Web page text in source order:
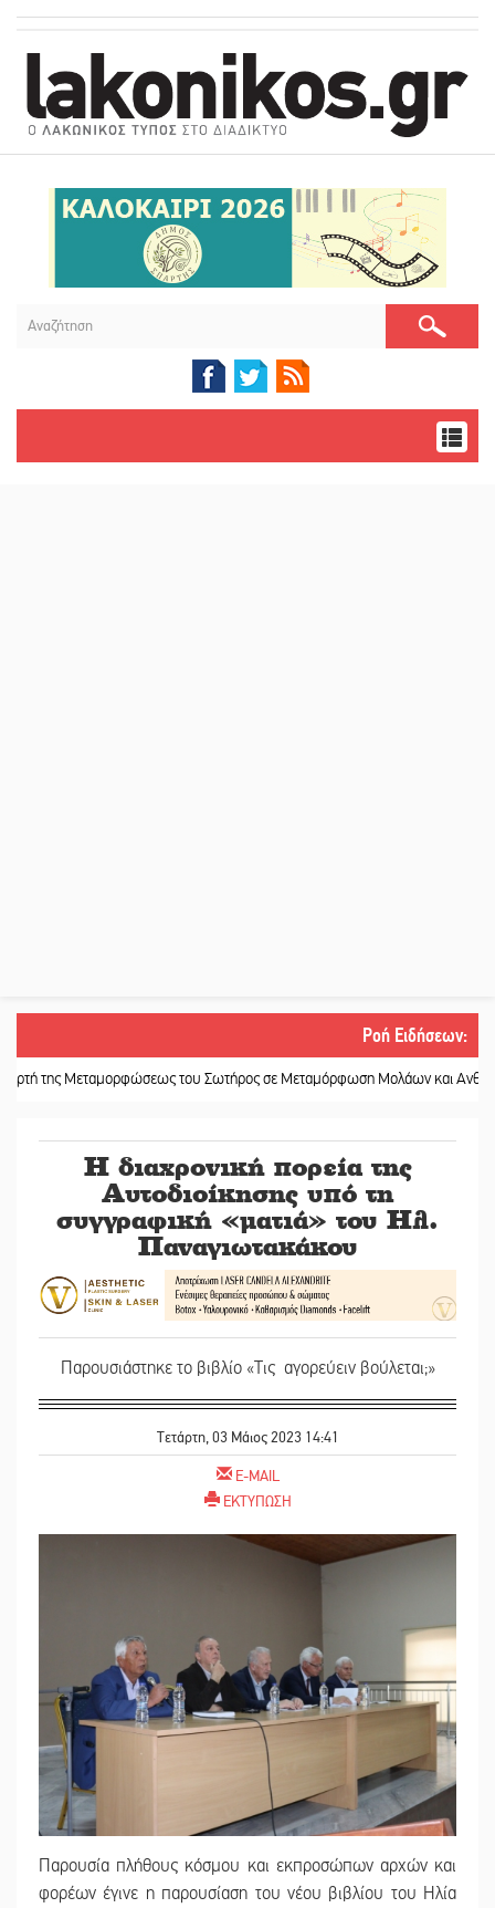
Ροή Ειδήσεων:
του Σωτήρος σε Μεταμόρφωση Μολάων και Ανθοχώρι ||
Η διαχρονική πορεία της
Αυτοδιοίκησης υπό τη
συγγραφική «ματιά» του Ηλ.
Παναγιωτακάκου
Παρουσιάστηκε το βιβλίο «Τις αγορεύειν βούλεται;»
Τετάρτη, 03 Μάιος 2023 14:41
E-MAIL
ΕΚΤΥΠΩΣΗ
Παρουσία πλήθους κόσμου και εκπροσώπων αρχών και
φορέων έγινε η παρουσίαση του νέου βιβλίου του Ηλία